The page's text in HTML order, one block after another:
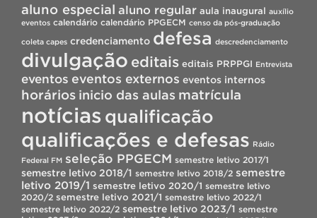
aluno especial aluno regular aula inaugural auxílio
eventos calendário calendário PPGECM censo da pós-graduação
coleta capes credenciamento defesa descredenciamento
divulgação editais editais PRPPGI Entrevista
eventos eventos externos eventos internos
horários inicio das aulas matrícula
notícias qualificação
qualificações e defesas Rádio
Federal FM seleção PPGECM semestre letivo 2017/1
semestre letivo 2018/1 semestre letivo 2018/2 semestre
letivo 2019/1 semestre letivo 2020/1 semestre letivo
2020/2 semestre letivo 2021/1 semestre letivo 2022/1
semestre letivo 2022/2 semestre letivo 2023/1 semestre